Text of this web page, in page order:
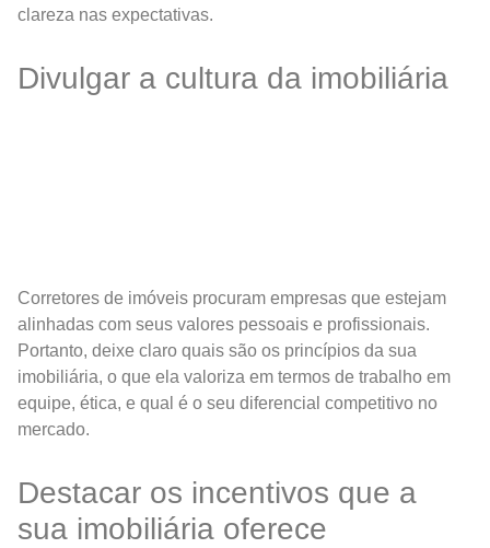
clareza nas expectativas.
Divulgar a cultura da imobiliária
Corretores de imóveis procuram empresas que estejam
alinhadas com seus valores pessoais e profissionais.
Portanto, deixe claro quais são os princípios da sua
imobiliária, o que ela valoriza em termos de trabalho em
equipe, ética, e qual é o seu diferencial competitivo no
mercado.
Destacar os incentivos que a
sua imobiliária oferece